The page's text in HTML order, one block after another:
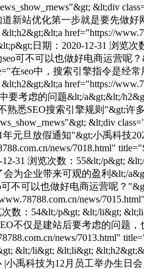
&lt;div
道新站优化第一步就是要先做
href="https://
日期：2020-12-31 浏览次
可不可以也做好电商运营呢
在seo中，搜索引擎指令是经
href="https://
考虑的问题&lt;/a&gt;&lt;/
熟悉SEO搜索引擎规则"&gt;许
&lt;div
年元旦放假通知"&gt;小禹科技
news/7018.html"
31 浏览次数：55&lt;/p&gt;
为企业带来可观的盈利&lt;/
可不可以也做好电商运营呢？
news/
数：54&lt;/p&gt; &lt;/li&gt;
不仅是建站后要考虑的问题
news/7013.html"
&lt;/li&gt; &lt;li&gt;
小禹科技为12月员工举办生日